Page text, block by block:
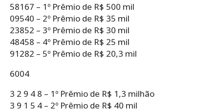
58167 – 1º Prêmio de R$ 500 mil
09540 – 2º Prêmio de R$ 35 mil
23852 – 3º Prêmio de R$ 30 mil
48458 – 4º Prêmio de R$ 25 mil
91282 – 5º Prêmio de R$ 20,3 mil
6004
3 2 9 4 8 – 1º Prêmio de R$ 1,3 milhão
3 9 1 5 4 – 2º Prêmio de R$ 40 mil